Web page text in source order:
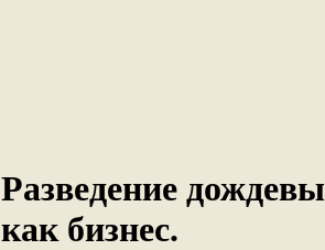
Разведение
как бизнес.